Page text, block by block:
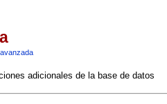
adicionales de la base de datos